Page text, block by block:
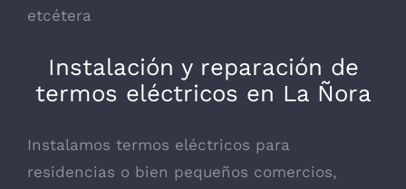
etcétera
Instalación y reparación de
termos eléctricos en La Ñora
Instalamos termos eléctricos para
residencias o bien pequeños comercios,